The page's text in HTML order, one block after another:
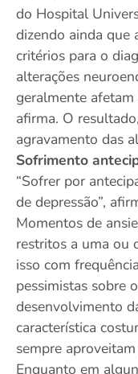
do Hospital
dizendo ainda que
critérios para o
alterações
geralmente afetam
afirma. O
agravamento das
Sofrimento
“Sofrer por
de depressão”,
Momentos de
restritos a uma ou
isso com
pessimistas sobre
desenvolvimento
característica
sempre
Enquanto em